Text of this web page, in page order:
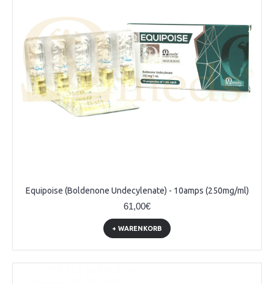
Equipoise (Boldenone Undecylenate) - 10amps (250mg/ml)
61,00€
+ WARENKORB